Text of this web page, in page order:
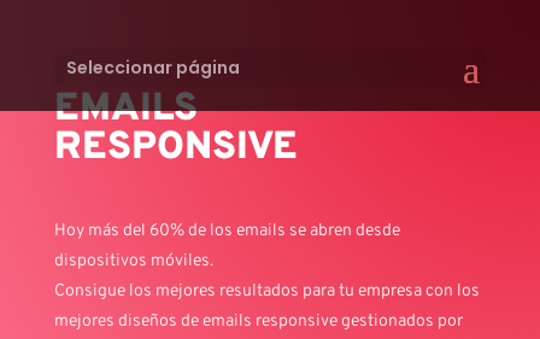
Seleccionar página
EMAILS
RESPONSIVE
Hoy más del 60% de los emails se abren desde
dispositivos móviles.
Consigue los mejores resultados para tu empresa con los
mejores diseños de emails responsive gestionados por